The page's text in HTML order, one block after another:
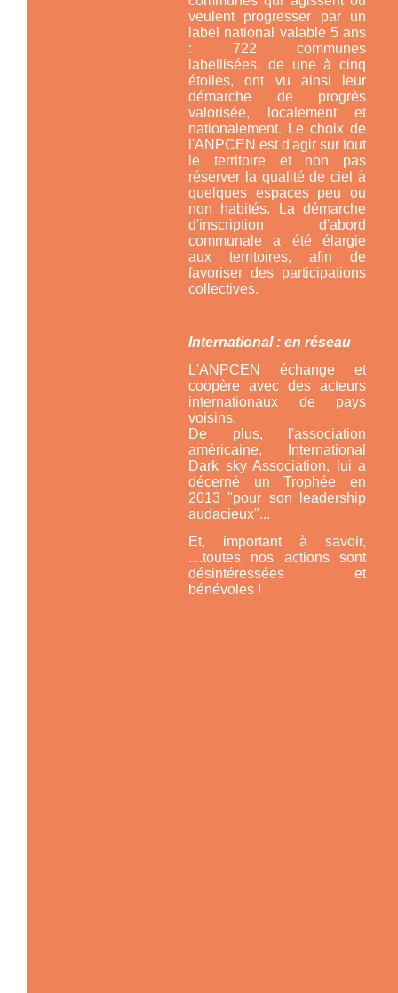
veulent progresser par un
label national valable 5 ans
: 722 communes
labellisées, de une à cinq
étoiles, ont vu ainsi leur
démarche de progrès
valorisée, localement et
nationalement. Le choix de
l'ANPCEN est d'agir sur tout
le territoire et non pas
réserver la qualité de ciel à
quelques espaces peu ou
non habités. La démarche
d'inscription d'abord
communale a été élargie
aux territoires, afin de
favoriser des participations
collectives.
International : en réseau
L'ANPCEN échange et
coopère avec des acteurs
internationaux de pays
voisins.
De plus, l'association
américaine,
International
Dark sky Association,
lui a
décerné un Trophée en
2013 "pour son leadership
audacieux"...
Et, important à savoir,
....toutes nos actions sont
désintéressées et
bénévoles !